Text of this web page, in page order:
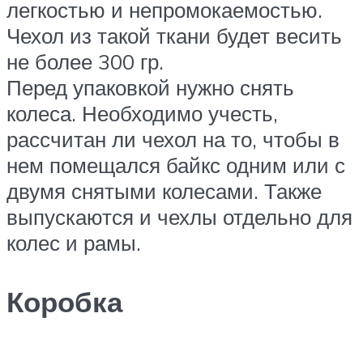
легкостью и непромокаемостью.
Чехол из такой ткани будет весить
не более 300 гр.
Перед упаковкой нужно снять
колеса. Необходимо учесть,
рассчитан ли чехол на то, чтобы в
нем помещался байкс одним или с
двумя снятыми колесами. Также
выпускаются и чехлы отдельно для
колес и рамы.
Коробка